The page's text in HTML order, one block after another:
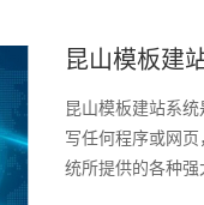
昆山模板建
昆山模板建站系
写任何程序或网
统所提供的各种